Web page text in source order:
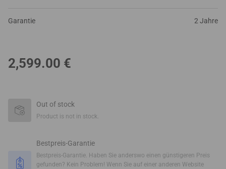
Garantie 2 Jahre
2,599.00 €
Out of stock
Product is not in stock.
Bestpreis-Garantie
Bestpreis-Garantie. Haben Sie anderswo einen günstigeren Preis
gefunden? Kein Problem! Wenn Sie auf einer anderen Website